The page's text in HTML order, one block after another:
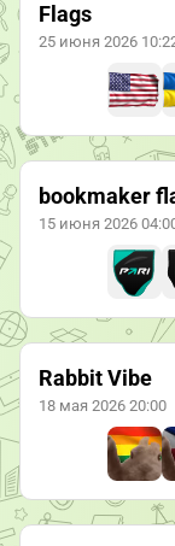
Flags
25 июня 2026
bookmaker
15 июня 2026
Rabbit Vibe
18 мая 2026 20:00